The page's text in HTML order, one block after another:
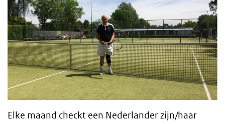
Elke maand checkt een Nederlander zijn/haar